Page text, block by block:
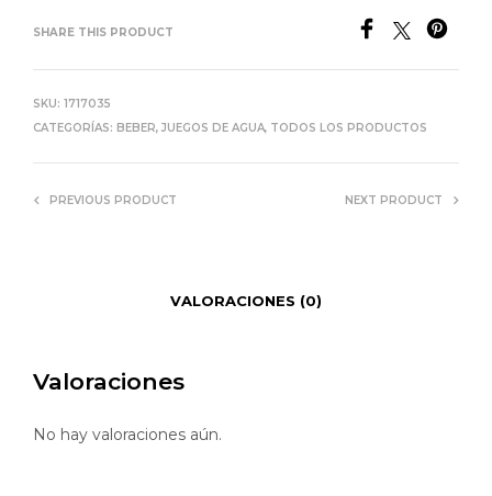
SHARE THIS PRODUCT
SKU: 1717035
CATEGORÍAS: BEBER, JUEGOS DE AGUA, TODOS LOS PRODUCTOS
PREVIOUS PRODUCT NEXT PRODUCT
VALORACIONES (0)
Valoraciones
No hay valoraciones aún.